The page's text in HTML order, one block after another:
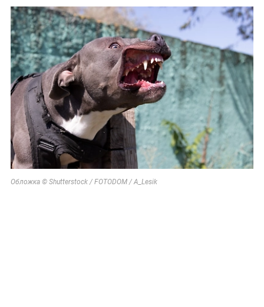
Обложка © Shutterstock / FOTODOM / A_Lesik